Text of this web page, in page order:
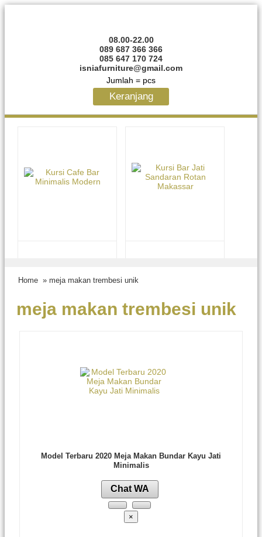
08.00-22.00
089 687 366 366
085 647 170 724
isniafurniture@gmail.com
Jumlah = pcs
Keranjang
Home » meja makan trembesi unik
meja makan trembesi unik
Model Terbaru 2020 Meja Makan Bundar Kayu Jati
Minimalis
Chat WA
×